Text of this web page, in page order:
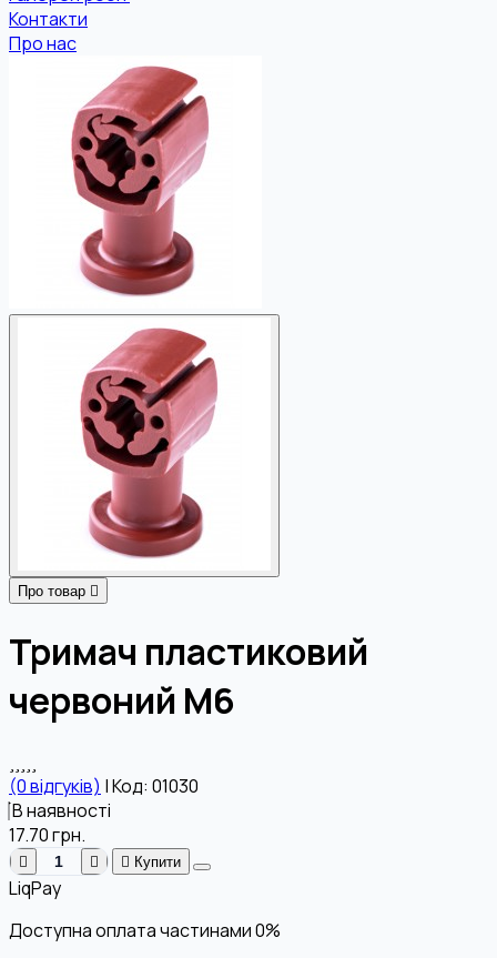
Контакти
Про нас
Про товар
Тримач пластиковий
червоний М6
(0 відгуків) |Код: 01030
В наявності
17.70грн.
Купити
LiqPay
Доступна оплата частинами0%